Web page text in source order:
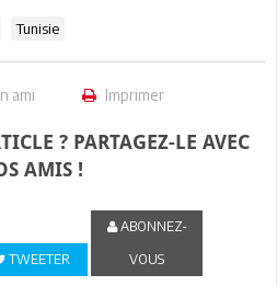
Tunisie
ami Imprimer
? PARTAGEZ-LE AVEC
AMIS !
TWEETER
ABONNEZ-
VOUS